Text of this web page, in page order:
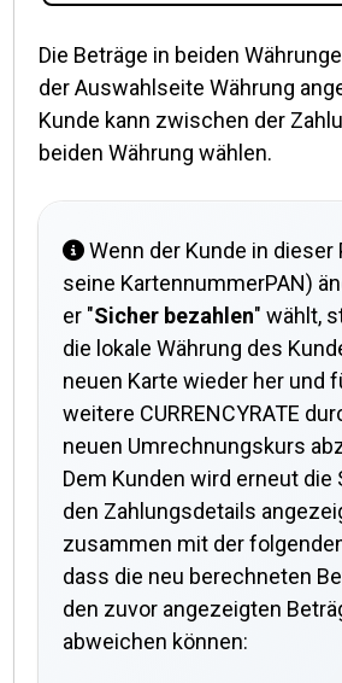
Die Beträge in beiden
der Auswahlseite Währung
Kunde kann zwischen der
beiden Währung wählen.
Wenn der Kunde in dieser
seine KartennummerPAN)
er "Sicher bezahlen" wählt,
die lokale Währung des
neuen Karte wieder her und
weitere CURRENCYRATE
neuen Umrechnungskurs
Dem Kunden wird erneut die
den Zahlungsdetails
zusammen mit der
dass die neu berechneten
den zuvor angezeigten
abweichen können: